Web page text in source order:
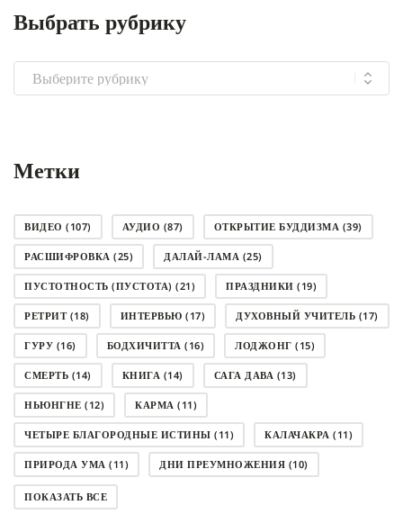
Выбрать рубрику
Выбрать
рубрику
Метки
ВИДЕО (107) АУДИО (87) ОТКРЫТИЕ БУДДИЗМА (39)
РАСШИФРОВКА (25) ДАЛАЙ-ЛАМА (25)
ПУСТОТНОСТЬ (ПУСТОТА) (21) ПРАЗДНИКИ (19)
РЕТРИТ(18) ИНТЕРВЬЮ (17) ДУХОВНЫЙ УЧИТЕЛЬ (17)
ГУРУ (16) БОДХИЧИТТА (16) ЛОДЖОНГ (15)
СМЕРТЬ (14) КНИГА (14) САГА ДАВА (13)
НЬЮНГНЕ (12) КАРМА (11)
ЧЕТЫРЕ БЛАГОРОДНЫЕ ИСТИНЫ (11) КАЛАЧАКРА (11)
ПРИРОДА УМА (11) ДНИ ПРЕУМНОЖЕНИЯ (10)
СОВЕТ(10)
ПОКАЗАТЬ ВСЕ